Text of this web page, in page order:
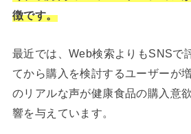
徴です。
最近では、Web検索よりもSNSで
てから購入を検討するユーザーが
のリアルな声が健康食品の購入意
響を与えています。